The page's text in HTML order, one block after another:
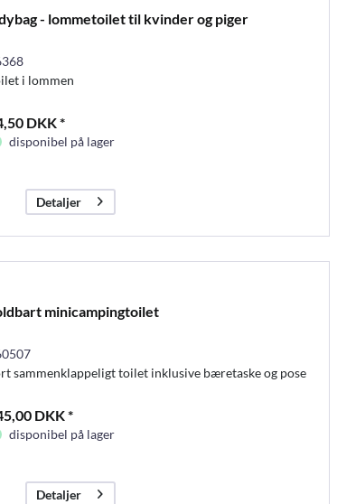
- lommetoilet til kvinder og piger
i lommen
DKK *
disponibel på lager
Detaljer
minicampingtoilet
sammenklappeligt toilet inklusive bæretaske og pose
DKK *
disponibel på lager
Detaljer